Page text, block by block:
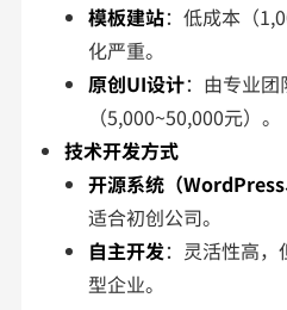
模板建站：低成本（
化严重。
原创UI设计：由专业
（5,000~50,000元）。
技术开发方式
开源系统（WordPress
适合初创公司。
自主开发：灵活性高
型企业。